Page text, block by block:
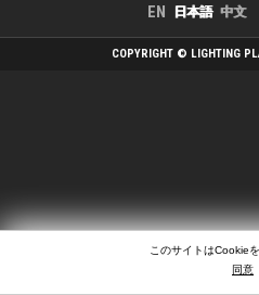
EN 日本語 中文
COPYRIGHT © LIGHTING
このサイトはCookie
同意